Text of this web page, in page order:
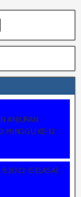
KE-12
(SELASA)